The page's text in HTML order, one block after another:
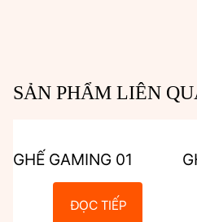
SẢN PHẨM LIÊN
GHẾ GAMING 01
ĐỌC TIẾP